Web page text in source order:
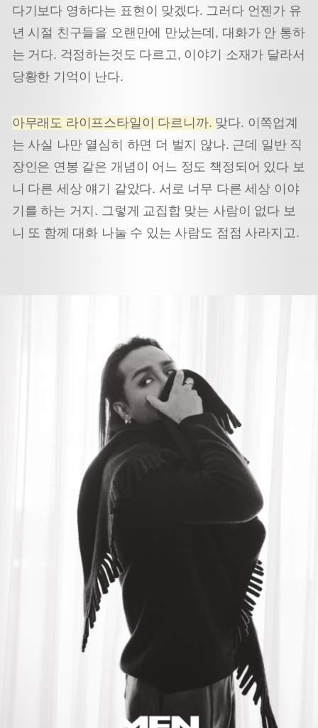
다기보다 영하다는 표현이 맞겠다. 그러다 언젠가 유
년 시절 친구들을 오랜만에 만났는데, 대화가 안 통하
는 거다. 걱정하는것도 다르고, 이야기 소재가 달라서
당황한 기억이 난다.
아무래도 라이프스타일이 다르니까. 맞다. 이쪽업계
는 사실 나만 열심히 하면 더 벌지 않나. 근데 일반 직
장인은 연봉 같은 개념이 어느 정도 책정되어 있다 보
니 다른 세상 얘기 같았다. 서로 너무 다른 세상 이야
기를 하는 거지. 그렇게 교집합 맞는 사람이 없다 보
니 또 함께 대화 나눌 수 있는 사람도 점점 사라지고.